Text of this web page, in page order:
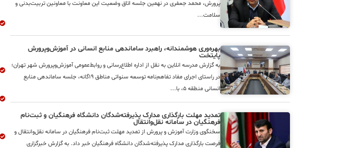
پرورش، محمد جعفری در نهمین جلسه اتاق وضعیت این معاونت با معاونین تربیت‌بدنی و
سلامت...
بهره‌وری هوشمندانه، راهبرد ساماندهی منابع انسانی در آموزش‌وپرورش
پایتخت
به گزارش مدرسه انلاین به نقل از اداره اطلاع‌رسانی و روابط‌عمومی آموزش‌وپرورش شهر تهران؛
در راستای اجرای مفاد تفاهم‌نامه توسعه سنواتی مناطق ۱۹‌گانه، جلسه ساماندهی منابع
انسانی منطقه ۵، با...
تمدید مهلت بارگذاری مدارک پذیرفته‌شدگان دانشگاه فرهنگیان و ثبت‌نام
فرهنگیان در سامانه نقل‌وانتقال
سخنگوی وزارت آموزش و پرورش از تمدید مهلت ثبت‌نام فرهنگیان در سامانه نقل‌وانتقال و
فرصت بارگذاری مدارک پذیرفته‌شدگان دانشگاه فرهنگیان خبر داد. به گزارش خبرگزاری